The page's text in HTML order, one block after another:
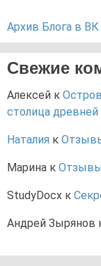
Архив Блога в ВК
Свежие
Алексей к
столица
Наталия к
Марина к
StudyDocx к
Андрей Зырянов